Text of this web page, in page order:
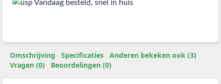
Vandaag besteld, snel in huis
Omschrijving Specificaties
Anderen bekeken ook (3)
Vragen (0)
Beoordelingen (0)